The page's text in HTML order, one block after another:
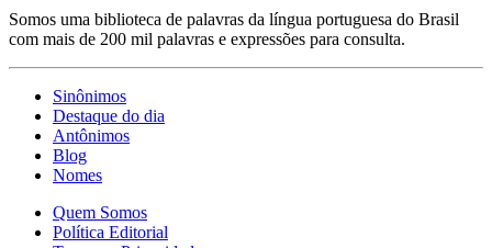
Somos uma biblioteca de palavras da língua portuguesa do Brasil
com mais de 200 mil palavras e expressões para consulta.
Sinônimos
Destaque do dia
Antônimos
Blog
Nomes
Quem Somos
Política Editorial